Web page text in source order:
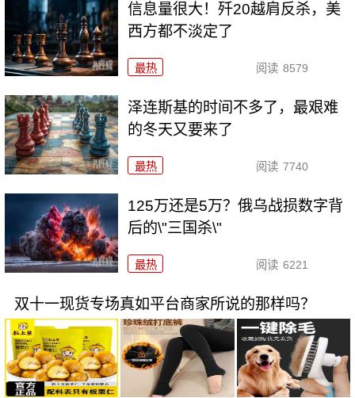
信息量很大！歼20越肩反杀，美
西方都不淡定了
最热 阅读 8579
泽连斯基的时间不多了，最艰难
的冬天又要来了
最热 阅读 7740
125万还是5万？俄乌战损数字背
后的\"三国杀\"
最热 阅读 6221
双十一现货专场真如平台商家所说的那样吗？